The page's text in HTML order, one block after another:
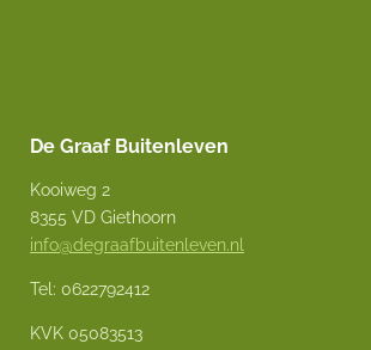
De Graaf Buitenleven
Kooiweg 2
8355 VD Giethoorn
info@degraafbuitenleven.nl
Tel: 0622792412
KVK 05083513